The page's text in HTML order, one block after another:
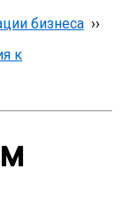
бизнеса ››
к